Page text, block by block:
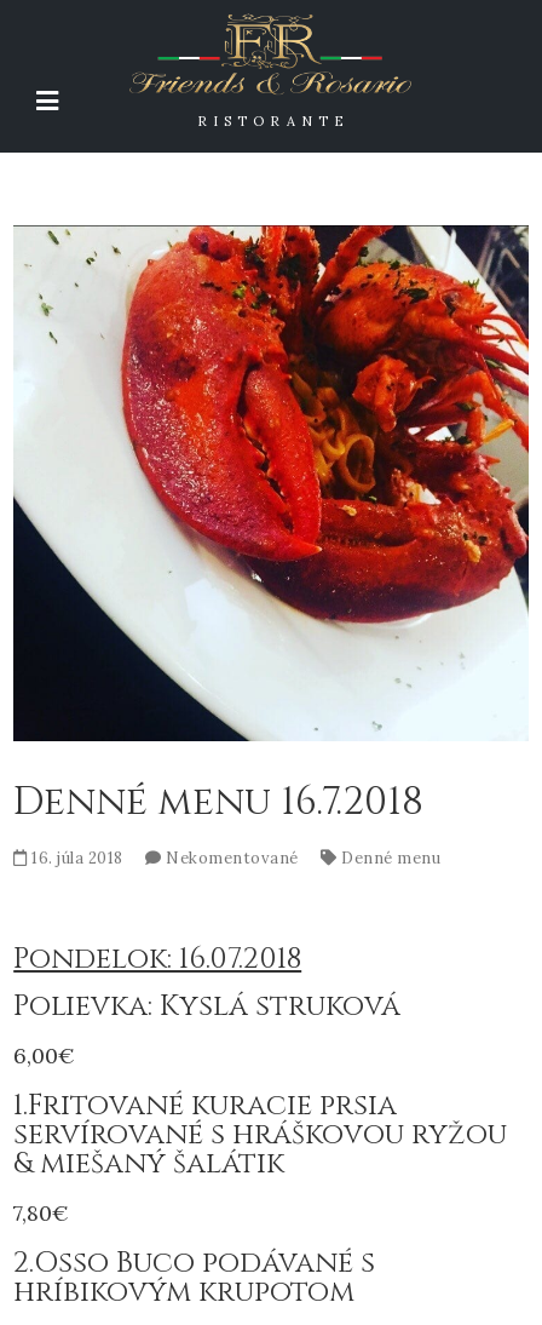
RISTORANTE
Denné menu 16.7.2018
16. júla 2018 Nekomentované Denné menu
Pondelok: 16.07.2018
Polievka: Kyslá struková
6,00€
1.Fritované kuracie prsia
servírované s hráškovou ryžou
& miešaný šalátik
7,80€
2.Osso Buco podávané s
hríbikovým krupotom